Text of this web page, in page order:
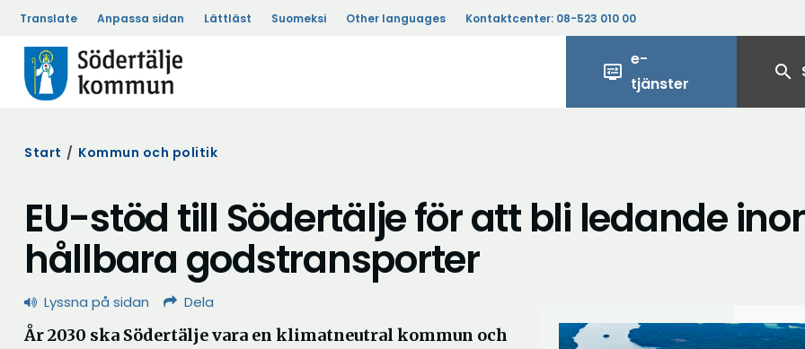
Translate Anpassa sidan Lättläst Suomeksi Other languages Kontaktcenter: 08-523 010 00
display_settings
e-
tjänster
search
Start / Kommun och politik
EU-stöd till Södertälje för att bli ledande
hållbara godstransporter
Lyssna på sidan Dela
År 2030 ska Södertälje vara en klimatneutral kommun och